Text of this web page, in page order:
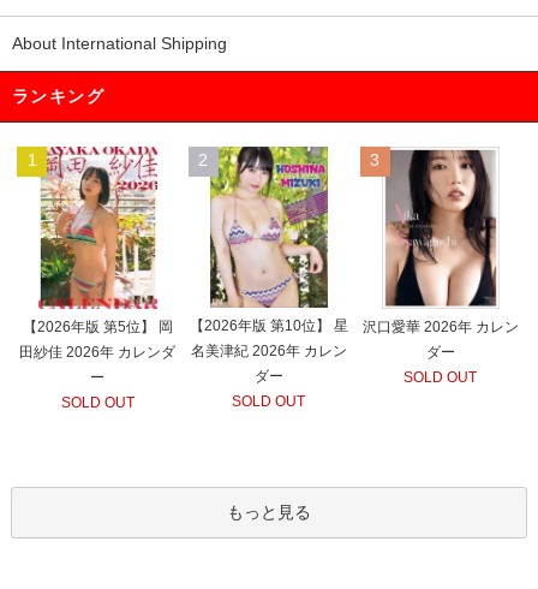
About International Shipping
ランキング
1
【2026年版 第5位】 岡
田紗佳 2026年 カレンダ
ー
SOLD OUT
2
【2026年版 第10位】 星
名美津紀 2026年 カレン
ダー
SOLD OUT
3
沢口愛華 2026年 カレン
ダー
SOLD OUT
もっと見る